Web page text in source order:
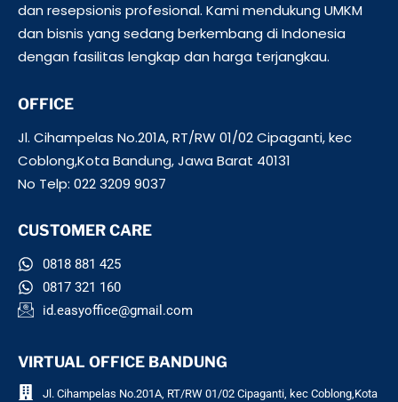
dan resepsionis profesional. Kami mendukung UMKM
dan bisnis yang sedang berkembang di Indonesia
dengan fasilitas lengkap dan harga terjangkau.
OFFICE
Jl. Cihampelas No.201A, RT/RW 01/02 Cipaganti, kec
Coblong,Kota Bandung, Jawa Barat 40131
No Telp: 022 3209 9037
CUSTOMER CARE
0818 881 425
0817 321 160
id.easyoffice@gmail.com
VIRTUAL OFFICE BANDUNG
Jl. Cihampelas No.201A, RT/RW 01/02 Cipaganti, kec Coblong,Kota